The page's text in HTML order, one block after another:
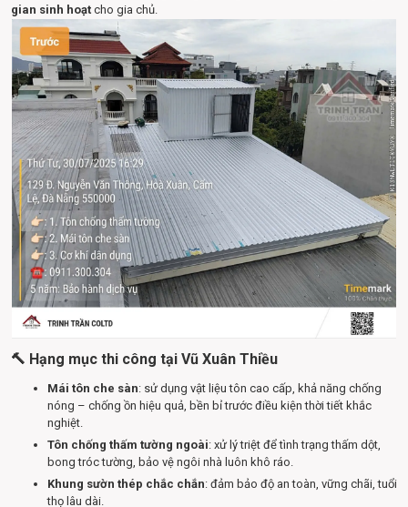
gian sinh hoạt cho gia chủ.
🔨 Hạng mục thi công tại Vũ Xuân Thiều
Mái tôn che sàn: sử dụng vật liệu tôn cao cấp, khả năng chống
nóng – chống ồn hiệu quả, bền bỉ trước điều kiện thời tiết khắc
nghiệt.
Tôn chống thấm tường ngoài: xử lý triệt để tình trạng thấm dột,
bong tróc tường, bảo vệ ngôi nhà luôn khô ráo.
Khung sườn thép chắc chắn: đảm bảo độ an toàn, vững chãi, tuổi
thọ lâu dài.